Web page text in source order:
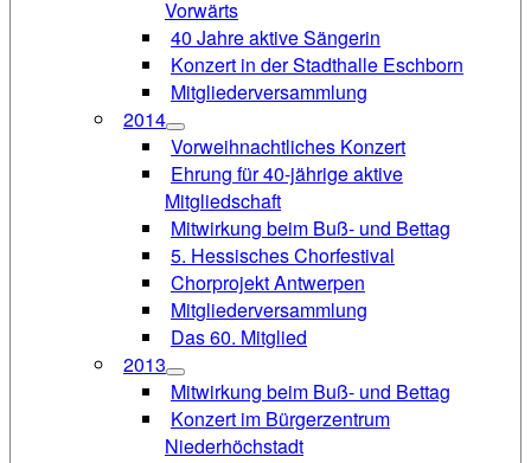
Vorwärts
40 Jahre aktive Sängerin
Konzert in der Stadthalle Eschborn
Mitgliederversammlung
2014
Vorweihnachtliches Konzert
Ehrung für 40-jährige aktive
Mitgliedschaft
Mitwirkung beim Buß- und Bettag
5. Hessisches Chorfestival
Chorprojekt Antwerpen
Mitgliederversammlung
Das 60. Mitglied
2013
Mitwirkung beim Buß- und Bettag
Konzert im Bürgerzentrum
Niederhöchstadt